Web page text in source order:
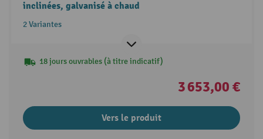
inclinées, galvanisé à chaud
2 Variantes
18 jours ouvrables (à titre indicatif)
3 653,00 €
Vers le produit